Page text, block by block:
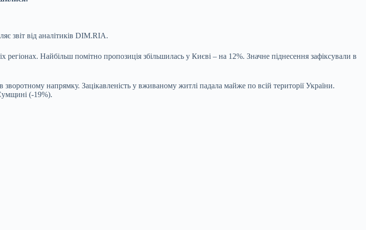
звіт від аналітиків DIM.RIA.
Найбільш помітно пропозиція збільшилась у Києві – на 12%. Значне піднесення зафіксували в
напрямку. Зацікавленість у вживаному житлі падала майже по всій території України.
(-19%).